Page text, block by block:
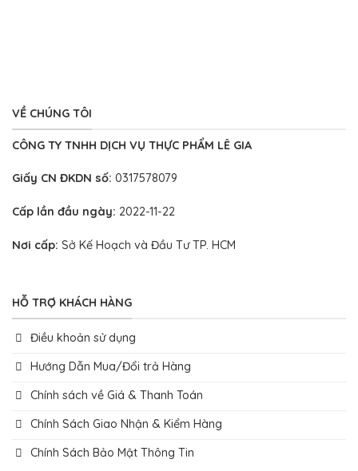
VỀ CHÚNG TÔI
CÔNG TY TNHH DỊCH VỤ THỰC PHẨM LÊ GIA
Giấy CN ĐKDN số: 0317578079
Cấp lần đầu ngày: 2022-11-22
Nơi cấp: Sở Kế Hoạch và Đầu Tư TP. HCM
HỖ TRỢ KHÁCH HÀNG
Điều khoản sử dụng
Hướng Dẫn Mua/Đổi trả Hàng
Chính sách về Giá & Thanh Toán
Chính Sách Giao Nhận & Kiểm Hàng
Chính Sách Bảo Mật Thông Tin